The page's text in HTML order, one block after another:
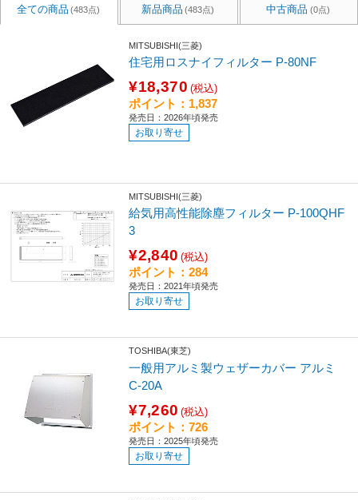
全ての商品 (483点) 新品商品 (483点) 中古商品 (0点)
MITSUBISHI(三菱)
住宅用ロスナイフィルター P-80NF
¥18,370 (税込)
ポイント：1,837
発売日：2026年頃発売
お取り寄せ
MITSUBISHI(三菱)
給気用高性能除塵フィルター P-100QHF
3
¥2,840 (税込)
ポイント：284
発売日：2021年頃発売
お取り寄せ
TOSHIBA(東芝)
一般用アルミ製ウェザーカバー アルミ
C-20A
¥7,260 (税込)
ポイント：726
発売日：2025年頃発売
お取り寄せ